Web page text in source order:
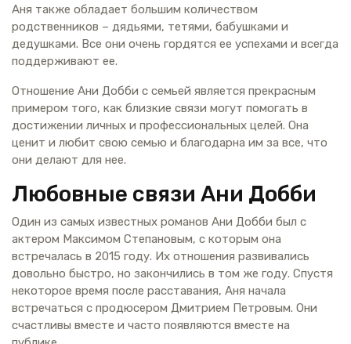
Аня также обладает большим количеством
родственников – дядьями, тетями, бабушками и
дедушками. Все они очень гордятся ее успехами и всегда
поддерживают ее.
Отношение Ани Добби с семьей является прекрасным
примером того, как близкие связи могут помогать в
достижении личных и профессиональных целей. Она
ценит и любит свою семью и благодарна им за все, что
они делают для нее.
Любовные связи Ани Добби
Один из самых известных романов Ани Добби был с
актером Максимом Степановым, с которым она
встречалась в 2015 году. Их отношения развивались
довольно быстро, но закончились в том же году. Спустя
некоторое время после расставания, Аня начала
встречаться с продюсером Дмитрием Петровым. Они
счастливы вместе и часто появляются вместе на